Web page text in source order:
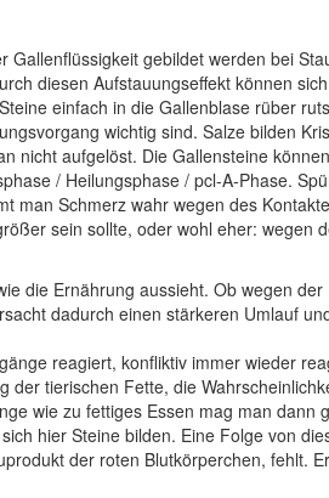
gebildet werden bei
diesen Aufstauungseffekt können
einfach in die Gallenblase rüber
wichtig sind. Salze bilden
nicht aufgelöst. Die Gallensteine
/ Heilungsphase / pcl-A-Phase.
man Schmerz wahr wegen des
sein sollte, oder wohl eher:
die Ernährung aussieht. Ob wegen der
dadurch einen stärkeren Umlauf
reagiert, konfliktiv immer wieder
tierischen Fette, die
wie zu fettiges Essen mag man
hier Steine bilden. Eine Folge von
der roten Blutkörperchen, fehlt.